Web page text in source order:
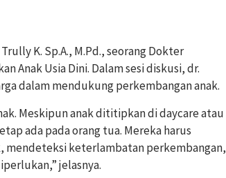
K. Sp.A., M.Pd., seorang Dokter
Anak Usia Dini. Dalam sesi diskusi, dr.
dalam mendukung perkembangan anak.
Meskipun anak dititipkan di daycare atau
ada pada orang tua. Mereka harus
mendeteksi keterlambatan perkembangan,
jelasnya.